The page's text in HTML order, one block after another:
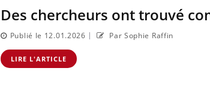
Des chercheurs ont trouvé
Publié le 12.01.2026 | Par Sophie Raffin
LIRE L'ARTICLE